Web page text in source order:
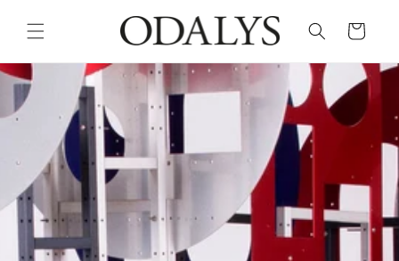
content
Cart